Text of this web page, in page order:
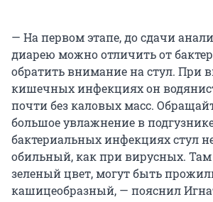
— На первом этапе, до сдачи
диарею можно отличить от
обратить внимание на стул. При
кишечных инфекциях он
почти без каловых масс.
большое увлажнение в
бактериальных инфекциях стул
обильный, как при вирусных. Там
зеленый цвет, могут быть
кашицеобразный, — пояснил